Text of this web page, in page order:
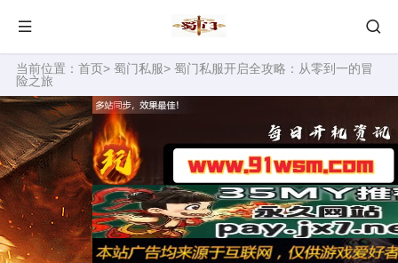
当前位置： 首页> 蜀门私服> 蜀门私服开启全攻略：从零到一的冒
险之旅